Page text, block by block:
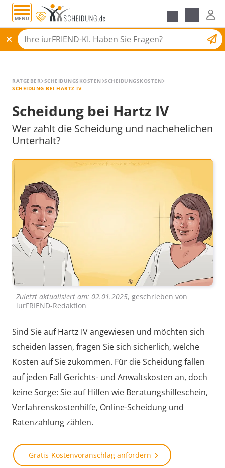
MENÜ
Scheidungsantrag
Alle Ratgeber
RATGEBER SCHEIDUNGSKOSTEN SCHEIDUNGSKOSTEN
SCHEIDUNG BEI HARTZ IV
Scheidung bei Hartz IV
Wer zahlt die Scheidung und nachehelichen
Unterhalt?
Zuletzt aktualisiert am: 02.01.2025, geschrieben von
iurFRIEND-Redaktion
Sind Sie auf Hartz IV angewiesen und möchten sich
scheiden lassen, fragen Sie sich sicherlich, welche
Kosten auf Sie zukommen. Für die Scheidung fallen
auf jeden Fall Gerichts- und Anwaltskosten an, doch
keine Sorge: Sie auf Hilfen wie Beratungshilfeschein,
Verfahrenskostenhilfe, Online-Scheidung und
Ratenzahlung zählen.
Gratis-Kostenvoranschlag anfordern